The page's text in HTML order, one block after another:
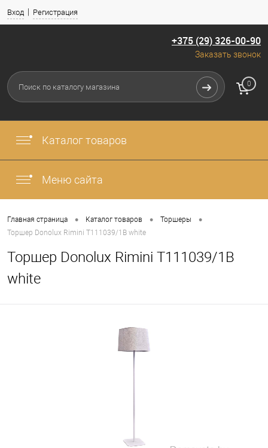
Вход Регистрация
+375 (29) 326-00-90
Заказать звонок
Меню сайта
Каталог товаров
0
Главная страница • Каталог товаров • Торшеры •
Торшер Donolux Rimini T111039/1B white
Торшер Donolux Rimini T111039/1B
white